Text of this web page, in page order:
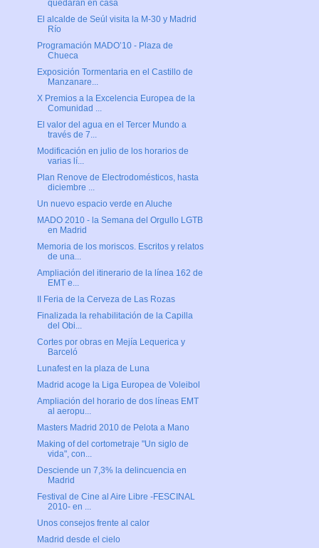
quedarán en casa
El alcalde de Seúl visita la M-30 y Madrid
Río
Programación MADO’10 - Plaza de
Chueca
Exposición Tormentaria en el Castillo de
Manzanare...
X Premios a la Excelencia Europea de la
Comunidad ...
El valor del agua en el Tercer Mundo a
través de 7...
Modificación en julio de los horarios de
varias lí...
Plan Renove de Electrodomésticos, hasta
diciembre ...
Un nuevo espacio verde en Aluche
MADO 2010 - la Semana del Orgullo LGTB
en Madrid
Memoria de los moriscos. Escritos y relatos
de una...
Ampliación del itinerario de la línea 162 de
EMT e...
II Feria de la Cerveza de Las Rozas
Finalizada la rehabilitación de la Capilla
del Obi...
Cortes por obras en Mejía Lequerica y
Barceló
Lunafest en la plaza de Luna
Madrid acoge la Liga Europea de Voleibol
Ampliación del horario de dos líneas EMT
al aeropu...
Masters Madrid 2010 de Pelota a Mano
Making of del cortometraje "Un siglo de
vida", con...
Desciende un 7,3% la delincuencia en
Madrid
Festival de Cine al Aire Libre -FESCINAL
2010- en ...
Unos consejos frente al calor
Madrid desde el cielo